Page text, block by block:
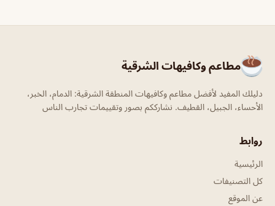
مطاعم وكافيهات الشرقية
دليلك المفيد لأفضل مطاعم وكافيهات المنطقة الشرقية: الدمام، الخبر،
الأحساء، الجبيل، القطيف. نشارككم بصور وتقييمات تجارب الناس
روابط
الرئيسية
كل التصنيفات
عن الموقع